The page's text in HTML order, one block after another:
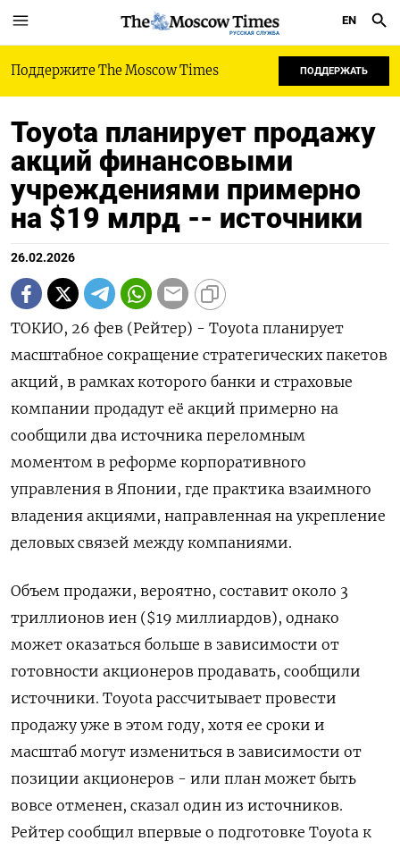
РУССКАЯ СЛУЖБА
EN
Поддержите The Moscow Times ПОДДЕРЖАТЬ
Toyota планирует продажу
акций финансовыми
учреждениями примерно
на $19 млрд -- источники
26.02.2026
ТОКИО, 26 фев (Рейтер) - Toyota планирует
масштабное сокращение стратегических пакетов
акций, в рамках которого ‌банки и страховые
компании продадут её акций примерно на
сообщили два источника переломным
моментом ​в ​реформе корпоративного ​
управления в Японии, ⁠где практика ‌взаимного
владения акциями, направленная ‌на укрепление
деловых связей между компаниями.
Объем продажи, вероятно, ​составит около 3
‌триллионов иен ($19 миллиардов), однако
может ​оказаться больше в зависимости от
готовности ‌акционеров продавать, сообщили
источники. Toyota рассчитывает провести
продажу уже в ​этом году, ​хотя ‌ее сроки и
масштаб могут измениться ​в зависимости от
позиции акционеров - или план может быть
вовсе отменен, сказал один из источников.
Рейтер сообщил впервые о подготовке Toyota к